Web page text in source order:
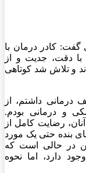
کادر درمان با
دقت، جدیت و از
و تلاش شد کوتاهی
درمانی داشتم، از
و درمانی بودم.
رضایت کامل از
بنده حتی یک مورد
در حالی است که
دارد، اما نحوه